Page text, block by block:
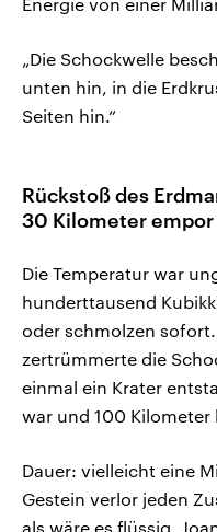
„Die Schockwelle
unten hin, in die
Seiten hin.“
Rückstoß des
30 Kilometer empor
Die Temperatur war
hunderttausend
oder schmolzen
zertrümmerte die
einmal ein Krater
war und 100 Kilometer
Dauer: vielleicht eine
Gestein verlor jeden
als wäre es flüssig.